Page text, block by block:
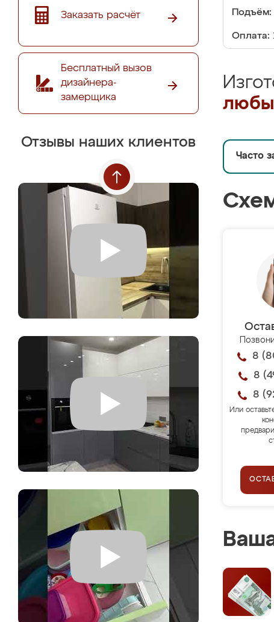
Заказать расчёт
Бесплатный вызов
дизайнера-
замерщика
Отзывы наших клиентов
Подъём:
Оплата:
Часто
8
8
8
Или